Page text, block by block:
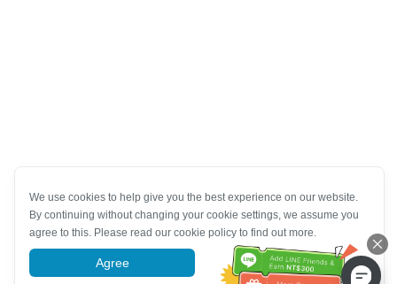
We use cookies to help give you the best experience on our website.
By continuing without changing your cookie settings, we assume you
agree to this. Please read our cookie policy to find out more.
Agree More information